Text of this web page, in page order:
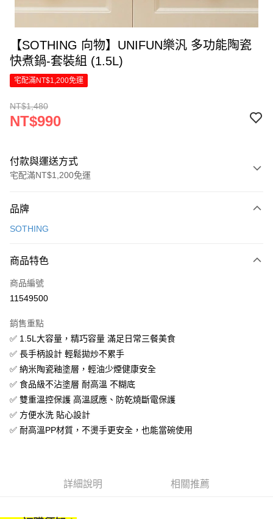
【SOTHING 向物】UNIFUN樂汎 多功能陶瓷
快煮鍋-套裝組 (1.5L)
宅配滿NT$1,200免運
NT$1,480
NT$990
付款與運送方式
宅配滿NT$1,200免運
信用卡一次付款
Apple Pay
街口支付
Google Pay
全盈+PAY
大哥付你分期
相關說明
【大哥付你分期使用說明】
1.本服務由台灣大哥大提供，台灣大哥大用戶可立即使用無須另外申請。
2.付款方式選擇「大哥付你分期」，訂單成立後會自動跳轉到大哥付的交易
流程，驗證手機門號後，選擇欲分期的期數、繳款截止日，確認付款後即完
消。如遇「轉專審核」未通過狀況，表示未達大哥付你分期系統評分，恕無
法說明評估內容。
AFTEE先享後付
相關說明
２．便利：只要手機號碼，簡訊認證，即可結帳。
【「AFTEE先享後付」結帳流程】
每筆NT$100，滿NT$1,200(含以上)免運費
品牌
SOTHING
商品特色
商品編號
11549500
銷售重點
✅ 1.5L大容量，精巧容量 滿足日常三餐美食
✅ 長手柄設計 輕鬆拋炒不累手
✅ 納米陶瓷釉塗層，輕油少煙健康安全
✅ 食品級不沾塗層 耐高溫 不糊底
✅ 雙重溫控保護 高溫感應、防乾燒斷電保護
✅ 方便水洗 貼心設計
✅ 耐高溫PP材質，不燙手更安全，也能當碗使用
詳細說明 相關推薦